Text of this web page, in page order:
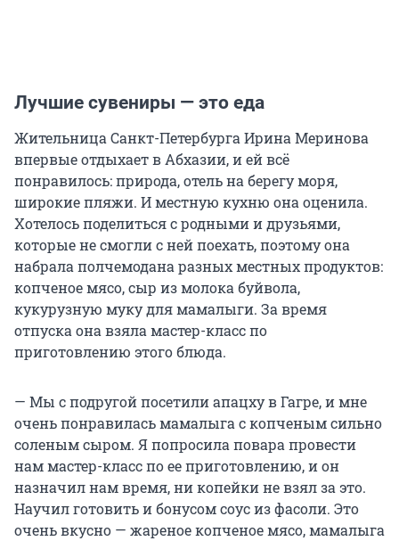
Лучшие сувениры — это еда
Жительница Санкт-Петербурга Ирина Меринова
впервые отдыхает в Абхазии, и ей всё
понравилось: природа, отель на берегу моря,
широкие пляжи. И местную кухню она оценила.
Хотелось поделиться с родными и друзьями,
которые не смогли с ней поехать, поэтому она
набрала полчемодана разных местных продуктов:
копченое мясо, сыр из молока буйвола,
кукурузную муку для мамалыги. За время
отпуска она взяла мастер-класс по
приготовлению этого блюда.
— Мы с подругой посетили апацху в Гагре, и мне
очень понравилась мамалыга с копченым сильно
соленым сыром. Я попросила повара провести
нам мастер-класс по ее приготовлению, и он
назначил нам время, ни копейки не взял за это.
Научил готовить и бонусом соус из фасоли. Это
очень вкусно — жареное копченое мясо, мамалыга